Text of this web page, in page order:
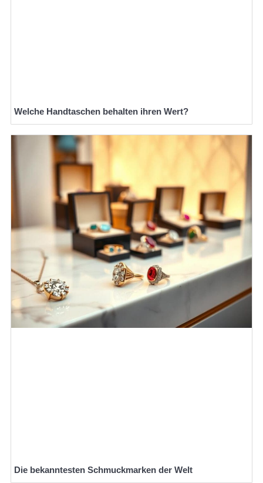
Welche Handtaschen behalten ihren Wert?
Die bekanntesten Schmuckmarken der Welt